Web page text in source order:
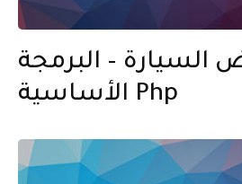
– البرمجة
الأساسية Php